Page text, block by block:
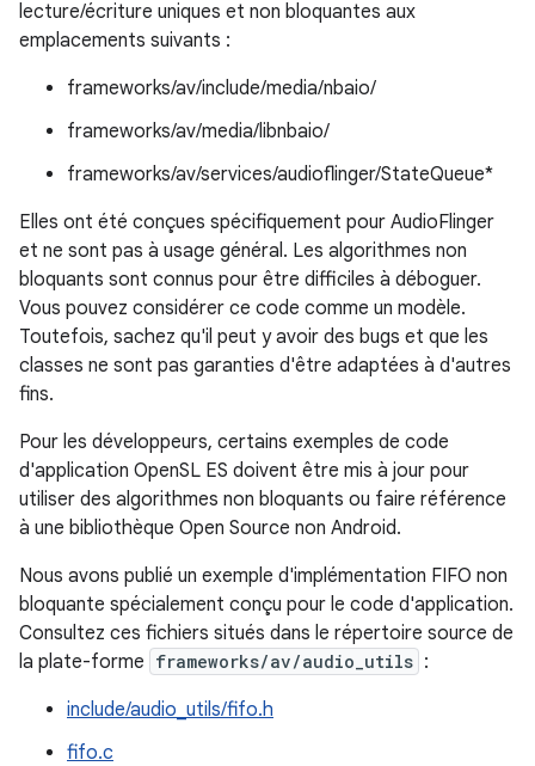
lecture/écriture uniques et non bloquantes aux
emplacements suivants :
frameworks/av/include/media/nbaio/
frameworks/av/media/libnbaio/
frameworks/av/services/audioflinger/StateQueue*
Elles ont été conçues spécifiquement pour AudioFlinger
et ne sont pas à usage général. Les algorithmes non
bloquants sont connus pour être difficiles à déboguer.
Vous pouvez considérer ce code comme un modèle.
Toutefois, sachez qu'il peut y avoir des bugs et que les
classes ne sont pas garanties d'être adaptées à d'autres
fins.
Pour les développeurs, certains exemples de code
d'application OpenSL ES doivent être mis à jour pour
utiliser des algorithmes non bloquants ou faire référence
à une bibliothèque Open Source non Android.
Nous avons publié un exemple d'implémentation FIFO non
bloquante spécialement conçu pour le code d'application.
Consultez ces fichiers situés dans le répertoire source de
la plate-forme frameworks/av/audio_utils :
include/audio_utils/fifo.h
fifo.c